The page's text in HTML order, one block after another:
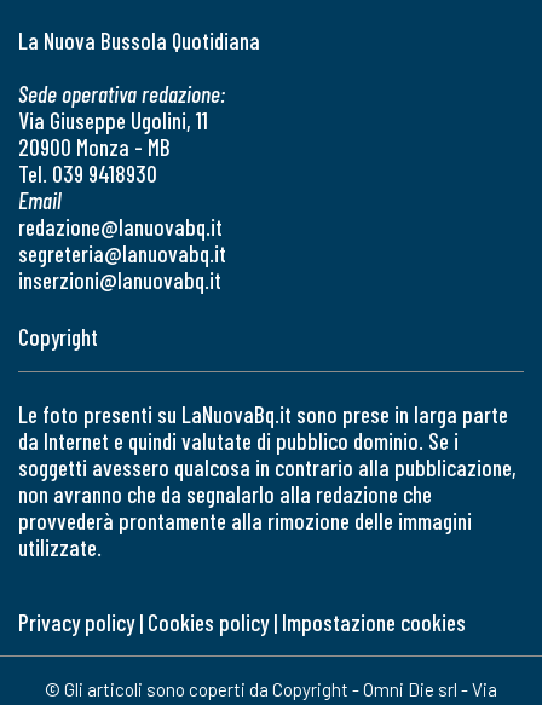
La Nuova Bussola Quotidiana
Sede operativa redazione:
Via Giuseppe Ugolini, 11
20900 Monza - MB
Tel. 039 9418930
Email
redazione@lanuovabq.it
segreteria@lanuovabq.it
inserzioni@lanuovabq.it
Copyright
Le foto presenti su LaNuovaBq.it sono prese in larga parte
da Internet e quindi valutate di pubblico dominio. Se i
soggetti avessero qualcosa in contrario alla pubblicazione,
non avranno che da segnalarlo alla redazione che
provvederà prontamente alla rimozione delle immagini
utilizzate.
Privacy policy| Cookies policy| Impostazione cookies
© Gli articoli sono coperti da Copyright - Omni Die srl - Via